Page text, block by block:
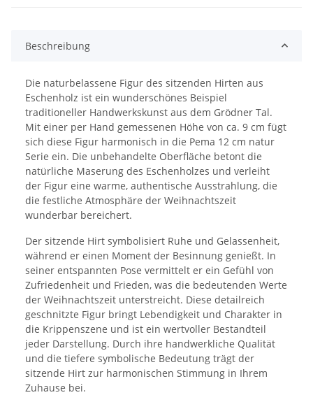
Beschreibung
Die naturbelassene Figur des sitzenden Hirten aus
Eschenholz ist ein wunderschönes Beispiel
traditioneller Handwerkskunst aus dem Grödner Tal.
Mit einer per Hand gemessenen Höhe von ca. 9 cm fügt
sich diese Figur harmonisch in die Pema 12 cm natur
Serie ein. Die unbehandelte Oberfläche betont die
natürliche Maserung des Eschenholzes und verleiht
der Figur eine warme, authentische Ausstrahlung, die
die festliche Atmosphäre der Weihnachtszeit
wunderbar bereichert.
Der sitzende Hirt symbolisiert Ruhe und Gelassenheit,
während er einen Moment der Besinnung genießt. In
seiner entspannten Pose vermittelt er ein Gefühl von
Zufriedenheit und Frieden, was die bedeutenden Werte
der Weihnachtszeit unterstreicht. Diese detailreich
geschnitzte Figur bringt Lebendigkeit und Charakter in
die Krippenszene und ist ein wertvoller Bestandteil
jeder Darstellung. Durch ihre handwerkliche Qualität
und die tiefere symbolische Bedeutung trägt der
sitzende Hirt zur harmonischen Stimmung in Ihrem
Zuhause bei.